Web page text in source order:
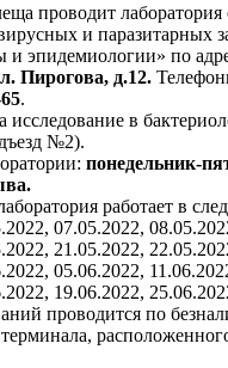
проводит
и паразитарных
и эпидемиологии» по
Пирогова, д.12.
.
в
№2).
понедельник-
работает в
07.05.2022,
21.05.2022,
05.06.2022,
19.06.2022,
проводится по